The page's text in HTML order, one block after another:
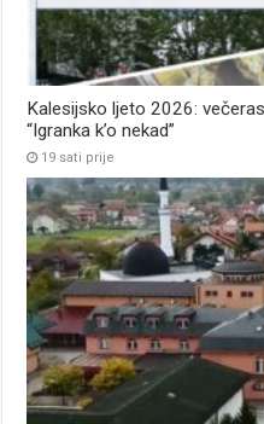
Kalesijsko ljeto 2026:
“Igranka k’o nekad”
19 sati prije